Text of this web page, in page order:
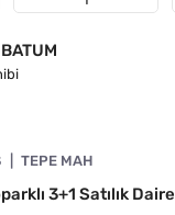
TEPE MAH
3+1 Satılık Daire